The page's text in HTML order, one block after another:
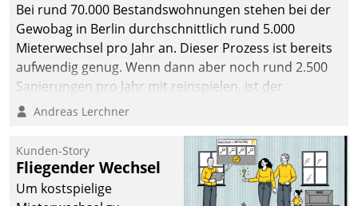
Bei rund 70.000 Bestandswohnungen stehen bei der
Gewobag in Berlin durchschnittlich rund 5.000
Mieterwechsel pro Jahr an. Dieser Prozess ist bereits
aufwendig genug. Wenn dann aber noch rund 2.500
Sanierungen pro Jahr mit reinspielen, ist der
Betreuungs- und Organisationsaufwand immens. Im
kommunale Wohnungsbauunternehmen daher
gemeinsam mit der Berliner Datatrain GmbH den
Teilprozess der Objektsanierung digitalisiert.
Andreas Lerchner
Kunden-Story
Fliegender Wechsel
Um kostspielige